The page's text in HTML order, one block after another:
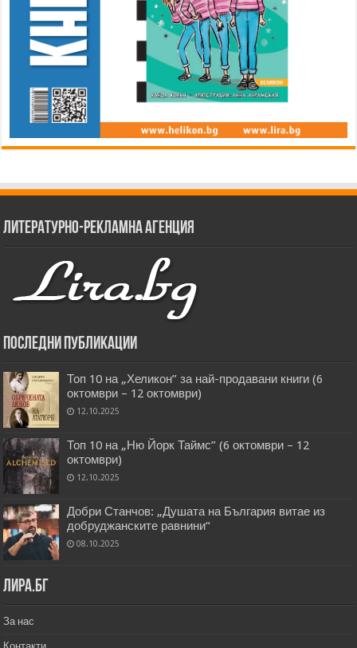
Литературно-рекламна агенция
Последни публикации
Топ 10 на „Хеликон” за най-продавани книги (6
октомври – 12 октомври)
12.10.2025
Топ 10 на „Ню Йорк Таймс” (6 октомври – 12
октомври)
12.10.2025
Добри Станчов: „Душата на България витае из
добруджанските равнини“
08.10.2025
Лира.бг
За нас